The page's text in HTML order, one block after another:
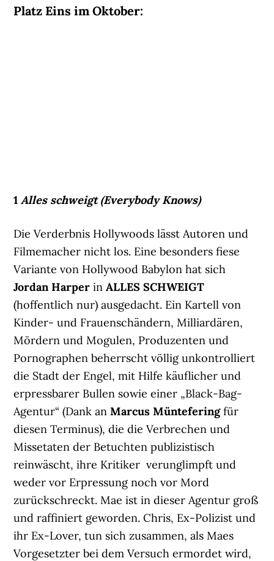
Platz Eins im Oktober:
1Alles schweigt (Everybody Knows)
Die Verderbnis Hollywoods lässt Autoren und
Filmemacher nicht los. Eine besonders fiese
Variante von Hollywood Babylon hat sich
Jordan Harper inALLES SCHWEIGT
(hoffentlich nur) ausgedacht. Ein Kartell von
Kinder- und Frauenschändern, Milliardären,
Mördern und Mogulen, Produzenten und
Pornographen beherrscht völlig unkontrolliert
die Stadt der Engel, mit Hilfe käuflicher und
erpressbarer Bullen sowie einer „Black-Bag-
Agentur“ (Dank an Marcus Münteferingfür
diesen Terminus), die die Verbrechen und
Missetaten der Betuchten publizistisch
reinwäscht, ihre Kritiker verunglimpft und
weder vor Erpressung noch vor Mord
zurückschreckt. Mae ist in dieser Agentur groß
und raffiniert geworden. Chris, Ex-Polizist und
ihr Ex-Lover, tun sich zusammen, als Maes
Vorgesetzter bei dem Versuch ermordet wird,